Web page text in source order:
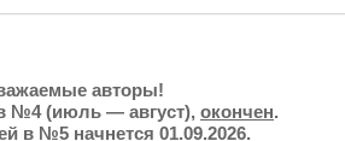
авторы!
№4 (июль — август), окончен.
в №5 начнется 01.09.2026.